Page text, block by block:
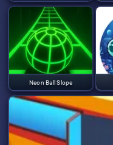
Neon Ball Slope